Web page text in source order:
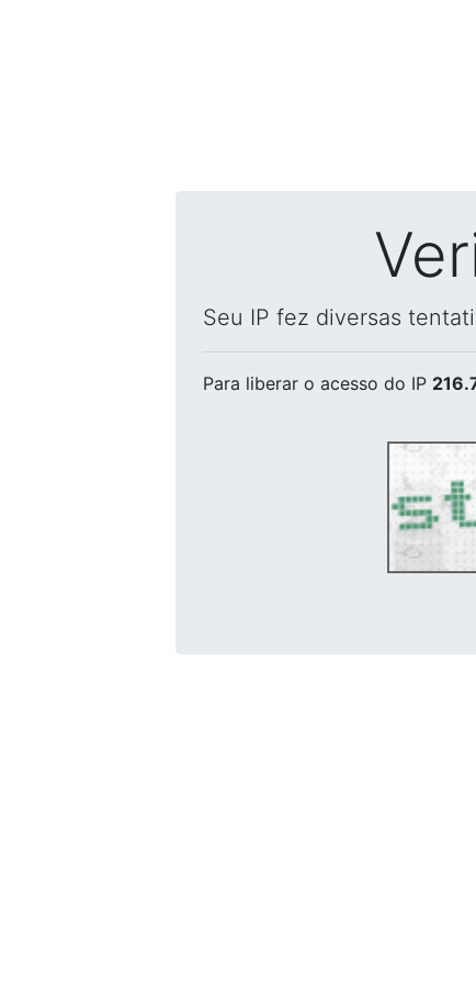
Seu IP fez diversas
Para liberar o acesso do IP